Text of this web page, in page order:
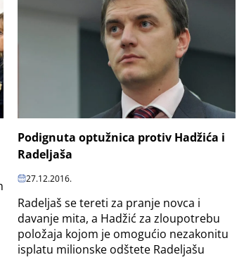
Podignuta optužnica protiv Hadžića i
Radeljaša
27.12.2016.
Radeljaš se tereti za pranje novca i
davanje mita, a Hadžić za zloupotrebu
položaja kojom je omogućio nezakonitu
isplatu milionske odštete Radeljašu